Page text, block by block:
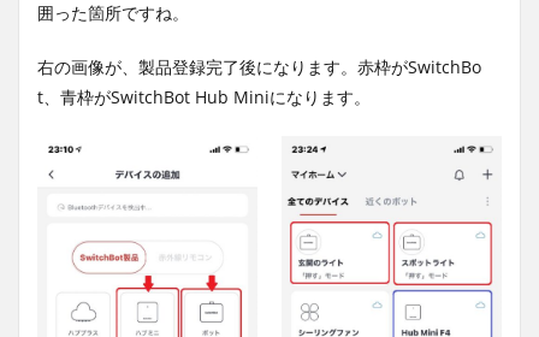
囲った箇所ですね。
右の画像が、製品登録完了後になります。赤枠がSwitchBo
t、青枠がSwitchBot Hub Miniになります。